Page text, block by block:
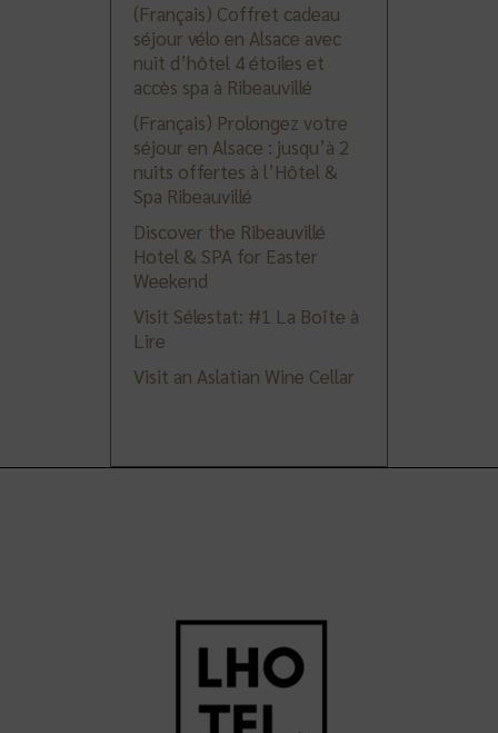
(Français) Coffret cadeau
séjour vélo en Alsace avec
nuit d’hôtel 4 étoiles et
accès spa à Ribeauvillé
(Français) Prolongez votre
séjour en Alsace : jusqu’à 2
nuits offertes à l’Hôtel &
Spa Ribeauvillé
Discover the Ribeauvillé
Hotel & SPA for Easter
Weekend
Visit Sélestat: #1 La Boîte à
Lire
Visit an Aslatian Wine Cellar